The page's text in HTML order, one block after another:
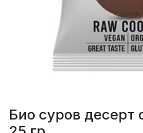
Био суров десерт